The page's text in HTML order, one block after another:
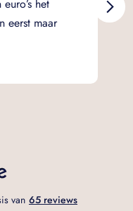
het
eerst maar
van 65 reviews